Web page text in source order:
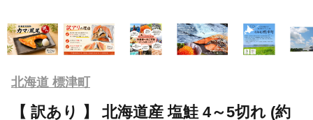
北海道 標津町
【 訳あり 】 北海道産 塩鮭 4～5切れ (約